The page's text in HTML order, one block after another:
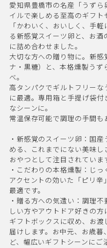
愛知県豊橋市の名産「うず
イルで楽しめる至高のギフト
「かわいく、おいしく、手
る新感覚スイーツ卵と、お
に詰め合わせました。
大切な方への贈り物に。新
ナ・黒糖）と、本格燻製う
べ。
高タンパクでギルトフリーな
に最適。専用箱と手提げ袋
なシーンに。
常温保存可能で調理の手間も
・新感覚のスイーツ卵：国
める、これまでにない美味
おやつとして注目されていま
・こだわりの本格燻製：じっ
アクセントの効いた「ピリ
最適です。
・贈る方への気遣い：調理
しい方やアウトドア好きの
ギフトボックスに収め、お
届けします。お中元、お歳暮
ど、幅広いギフトシーンにご